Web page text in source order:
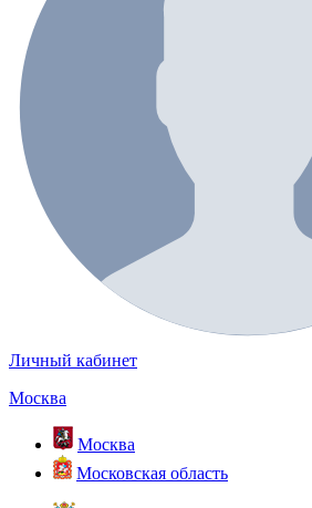
Личный кабинет
Москва
Москва
Московская область